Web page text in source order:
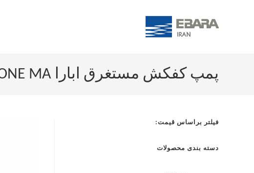
پمپ کفکش مستغرق ابارا BEST ONE MA
فیلتر براساس قیمت:
دسته بندی محصولات